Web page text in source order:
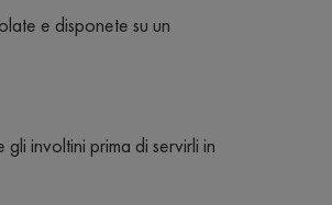
e disponete su un
involtini prima di servirli in